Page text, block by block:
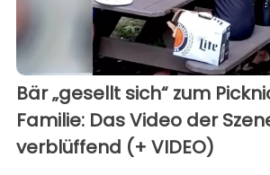
Bär „gesellt sich“ zum
Familie: Das Video der
verblüffend (+ VIDEO)